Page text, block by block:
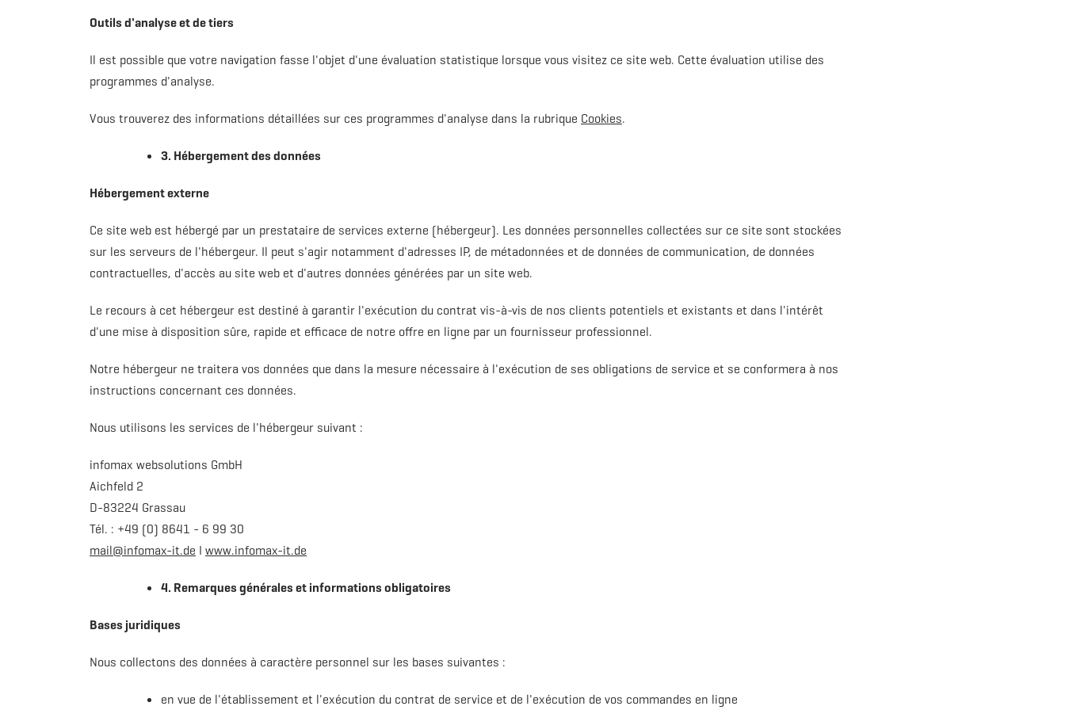
Outils d'analyse et de tiers
Il est possible que votre navigation fasse l'objet d'une évaluation statistique lorsque vous visitez ce site web. Cette évaluation utilise des
programmes d'analyse.
Vous trouverez des informations détaillées sur ces programmes d'analyse dans la rubrique Cookies.
3. Hébergement des données
Hébergement externe
Ce site web est hébergé par un prestataire de services externe (hébergeur). Les données personnelles collectées sur ce site sont stockées
sur les serveurs de l'hébergeur. Il peut s'agir notamment d'adresses IP, de métadonnées et de données de communication, de données
contractuelles, d'accès au site web et d'autres données générées par un site web.
Le recours à cet hébergeur est destiné à garantir l'exécution du contrat vis-à-vis de nos clients potentiels et existants et dans l'intérêt
d'une mise à disposition sûre, rapide et efficace de notre offre en ligne par un fournisseur professionnel.
Notre hébergeur ne traitera vos données que dans la mesure nécessaire à l'exécution de ses obligations de service et se conformera à nos
instructions concernant ces données.
Nous utilisons les services de l'hébergeur suivant :
infomax websolutions GmbH
Aichfeld 2
D-83224 Grassau
Tél. : +49 (0) 8641 - 6 99 30
mail@infomax-it.de I www.infomax-it.de
4. Remarques générales et informations obligatoires
Bases juridiques
Nous collectons des données à caractère personnel sur les bases suivantes :
en vue de l'établissement et l'exécution du contrat de service et de l'exécution de vos commandes en ligne